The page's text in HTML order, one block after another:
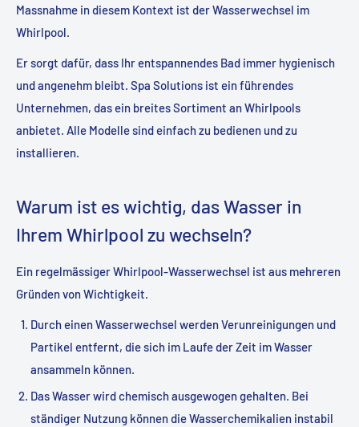
Massnahme in diesem Kontext ist der Wasserwechsel im
Whirlpool.
Er sorgt dafür, dass Ihr entspannendes Bad immer hygienisch
und angenehm bleibt. Spa Solutions ist ein führendes
Unternehmen, das ein breites Sortiment an Whirlpools
anbietet. Alle Modelle sind einfach zu bedienen und zu
installieren.
Warum ist es wichtig, das Wasser in
Ihrem Whirlpool zu wechseln?
Ein regelmässiger Whirlpool-Wasserwechsel ist aus mehreren
Gründen von Wichtigkeit.
Durch einen Wasserwechsel werden Verunreinigungen und
Partikel entfernt, die sich im Laufe der Zeit im Wasser
ansammeln können.
Das Wasser wird chemisch ausgewogen gehalten. Bei
ständiger Nutzung können die Wasserchemikalien instabil